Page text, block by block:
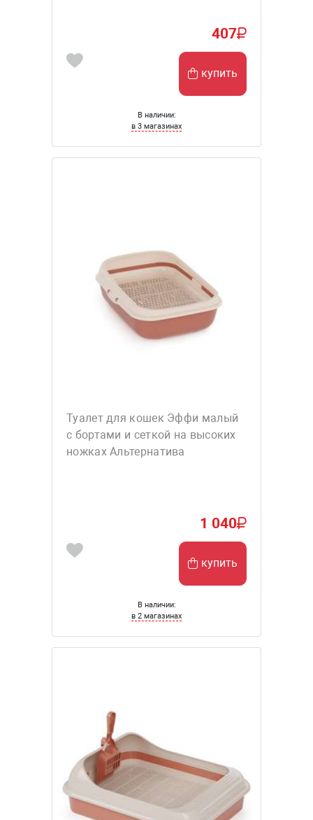
407
купить
В наличии:
в 3 магазинах
Туалет для кошек Эффи малый
с бортами и сеткой на высоких
ножках Альтернатива
1 040
купить
В наличии:
в 2 магазинах